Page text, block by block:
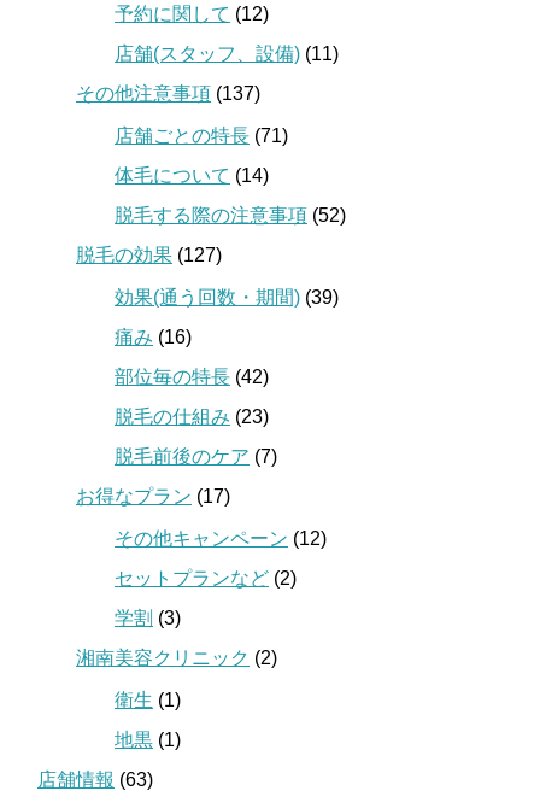
予約に関して (12)
店舗(スタッフ、設備) (11)
その他注意事項 (137)
店舗ごとの特長 (71)
体毛について (14)
脱毛する際の注意事項 (52)
脱毛の効果 (127)
効果(通う回数・期間) (39)
痛み (16)
部位毎の特長 (42)
脱毛の仕組み (23)
脱毛前後のケア (7)
お得なプラン (17)
その他キャンペーン (12)
セットプランなど (2)
学割 (3)
湘南美容クリニック (2)
衛生 (1)
地黒 (1)
店舗情報 (63)